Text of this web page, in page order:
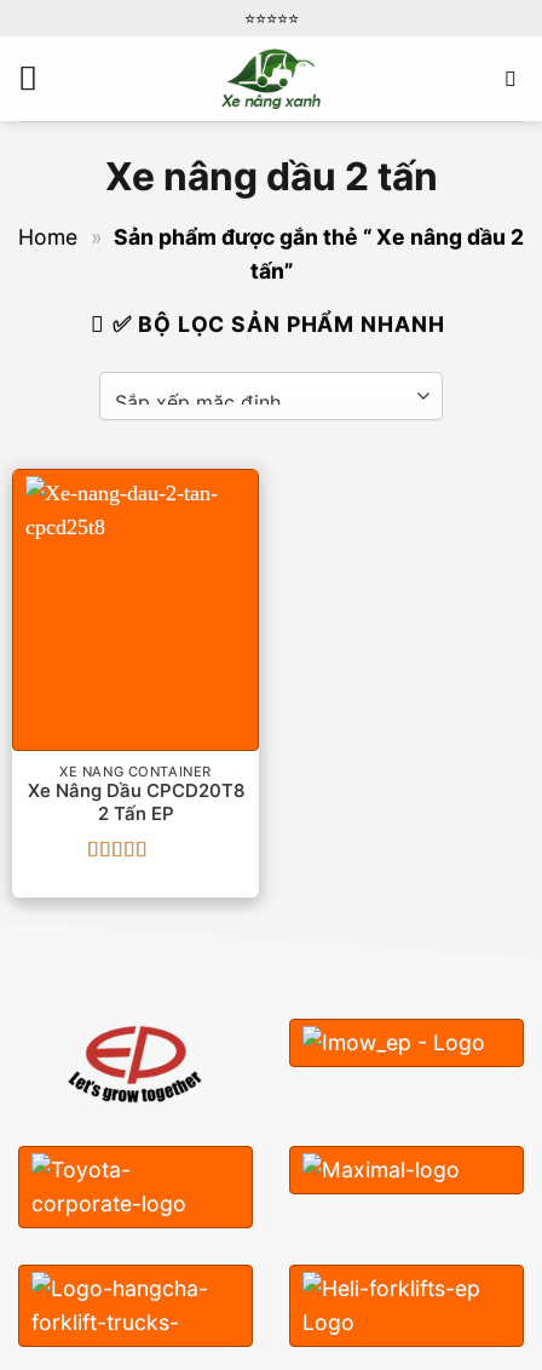
nội
dung
⭐️⭐️⭐️⭐️⭐️
Xe nâng dầu 2 tấn
Home » Sản phẩm được gắn thẻ “ Xe nâng dầu 2
tấn”
✅ BỘ LỌC SẢN PHẨM NHANH
XE NÂNG CONTAINER
Xe Nâng Dầu CPCD20T8
2 Tấn EP
hạng55 sao